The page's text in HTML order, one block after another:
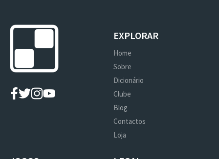
EXPLORAR
Home
Sobre
Dicionário
Clube
Blog
Contactos
Loja